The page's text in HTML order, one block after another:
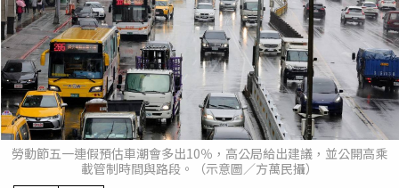
勞動節五一連假預估車潮會多出10％，高公局給出建議，並公開高乘
載管制時間與路段。（示意圖／方萬民攝）